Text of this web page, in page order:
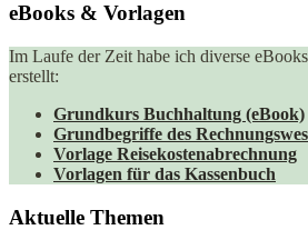
eBooks & Vorlagen
Im Laufe der Zeit habe ich diverse
erstellt:
Grundkurs Buchhaltung (eBook)
Grundbegriffe des
Vorlage Reisekostenabrechnung
Vorlagen für das Kassenbuch
Aktuelle Themen